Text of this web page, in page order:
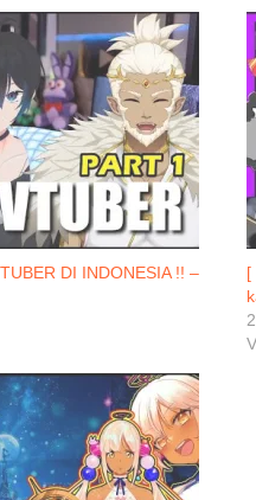
DI INDONESIA !! –
[